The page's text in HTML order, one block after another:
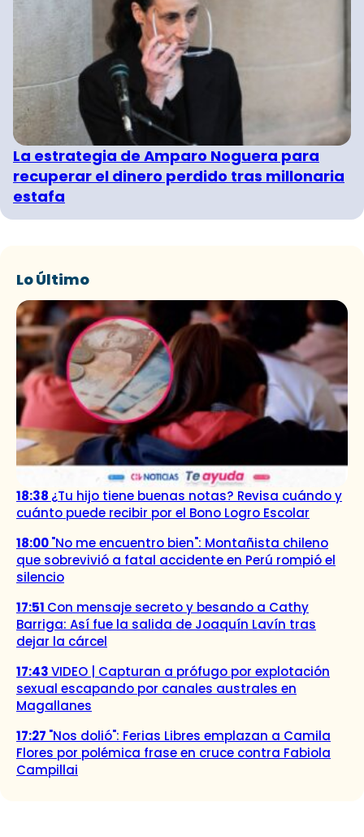
La estrategia de Amparo Noguera para
recuperar el dinero perdido tras millonaria
estafa
Lo Último
18:38 ¿Tu hijo tiene buenas notas? Revisa cuándo y
cuánto puede recibir por el Bono Logro Escolar
18:00"No me encuentro bien": Montañista chileno
que sobrevivió a fatal accidente en Perú rompió el
silencio
17:51 Con mensaje secreto y besando a Cathy
Barriga: Así fue la salida de Joaquín Lavín tras
dejar la cárcel
17:43VIDEO | Capturan a prófugo por explotación
sexual escapando por canales australes en
Magallanes
17:27 "Nos dolió": Ferias Libres emplazan a Camila
Flores por polémica frase en cruce contra Fabiola
Campillai